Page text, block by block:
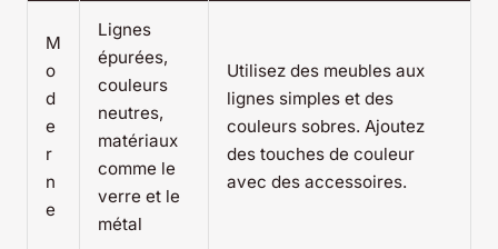
M
o
d
e
r
n
e
Lignes
épurées,
couleurs
neutres,
matériaux
comme le
verre et le
métal
Utilisez des meubles aux
lignes simples et des
couleurs sobres. Ajoutez
des touches de couleur
avec des accessoires.